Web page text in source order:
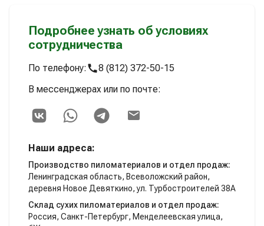
Подробнее узнать об условиях
сотрудничества
По телефону:
8 (812) 372-50-15
В мессенджерах или по почте:
Наши адреса:
Производство пиломатериалов и отдел продаж:
Ленинградская область, Всеволожский район,
деревня Новое Девяткино, ул. Турбостроителей 38А
Склад сухих пиломатериалов и отдел продаж:
Россия, Санкт-Петербург, Менделеевская улица,